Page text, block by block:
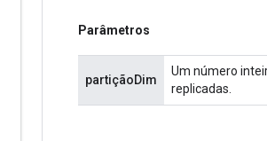
Parâmetros
partiçãoDim
Um número
replicadas.